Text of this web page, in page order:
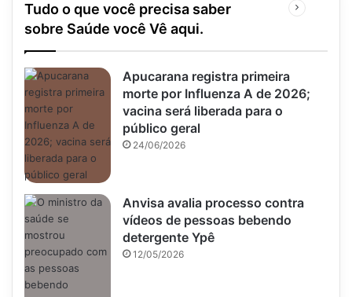
Tudo o que você precisa saber
sobre Saúde você Vê aqui.
Próxima
Apucarana registra primeira
morte por Influenza A de 2026;
vacina será liberada para o
público geral
24/06/2026
Anvisa avalia processo contra
vídeos de pessoas bebendo
detergente Ypê
12/05/2026